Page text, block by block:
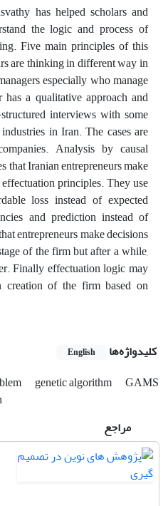
has helped scholars and
the logic and process of
Five main principles of this
are thinking in different way in
especially who manage
a qualitative approach and
interviews with some
in Iran. The cases are
Analysis by causal
that Iranian entrepreneurs make
principles. They use
loss instead of expected
and prediction instead of
entrepreneurs make decisions
of the firm but after a while,
Finally effectuation logic may
creation of the firm based on
کلیدواژه‌ها English
genetic algorithm
GAMS
مراجع